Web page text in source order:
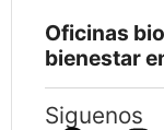
Oficinas
bienestar
Siguenos